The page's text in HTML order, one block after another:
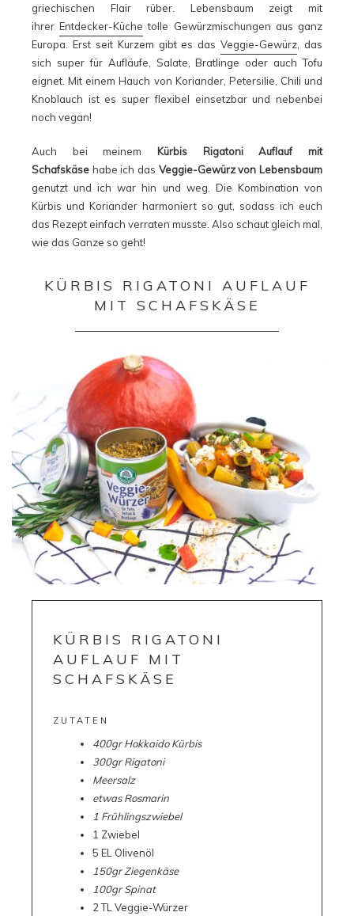
griechischen Flair rüber. Lebensbaum zeigt mit
ihrerEntdecker-Küche tolle Gewürzmischungen aus ganz
Europa. Erst seit Kurzem gibt es dasVeggie-Gewürz , das
sich super für Aufläufe, Salate, Bratlinge oder auch Tofu
eignet. Mit einem Hauch von Koriander, Petersilie, Chili und
Knoblauch ist es super flexibel einsetzbar und nebenbei
noch vegan!
Auch bei meinem Kürbis Rigatoni Auflauf mit
Schafskäse habe ich das Veggie-Gewürz von Lebensbaum
genutzt und ich war hin und weg. Die Kombination von
Kürbis und Koriander harmoniert so gut, sodass ich euch
das Rezept einfach verraten musste. Also schaut gleich mal,
wie das Ganze so geht!
KÜRBIS RIGATONI AUFLAUF
MIT SCHAFSKÄSE
KÜRBIS RIGATONI
AUFLAUF MIT
SCHAFSKÄSE
ZUTATEN
400grHokkaido Kürbis
300gr Rigatoni
Meersalz
etwas Rosmarin
1 Frühlingszwiebel
1 Zwiebel
5 EL Olivenöl
150gr Ziegenkäse
100gr Spinat
2 TL Veggie-Würzer